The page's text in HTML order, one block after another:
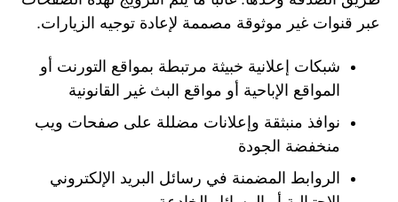
عبر قنوات غير موثوقة مصممة لإعادة توجيه الزيارات.
شبكات إعلانية خبيثة مرتبطة بمواقع التورنت أو
المواقع الإباحية أو مواقع البث غير القانونية
نوافذ منبثقة وإعلانات مضللة على صفحات ويب
منخفضة الجودة
الروابط المضمنة في رسائل البريد الإلكتروني